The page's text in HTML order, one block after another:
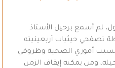
لم أسمع برحيل الأستاذ
تصفحي حيثيات أربعينيته
” 31-7/ 2026 “، وبسبب أموري الصحية وظروفي
ومن يمكنه إيقاف الزمن